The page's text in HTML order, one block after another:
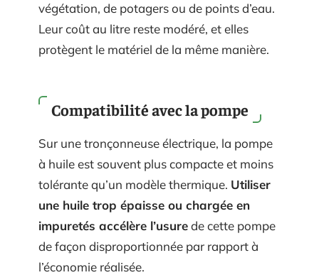
végétation, de potagers ou de points d’eau.
Leur coût au litre reste modéré, et elles
protègent le matériel de la même manière.
Compatibilité avec la pompe
Sur une tronçonneuse électrique, la pompe
à huile est souvent plus compacte et moins
tolérante qu’un modèle thermique. Utiliser
une huile trop épaisse ou chargée en
impuretés accélère l’usurede cette pompe
de façon disproportionnée par rapport à
l’économie réalisée.